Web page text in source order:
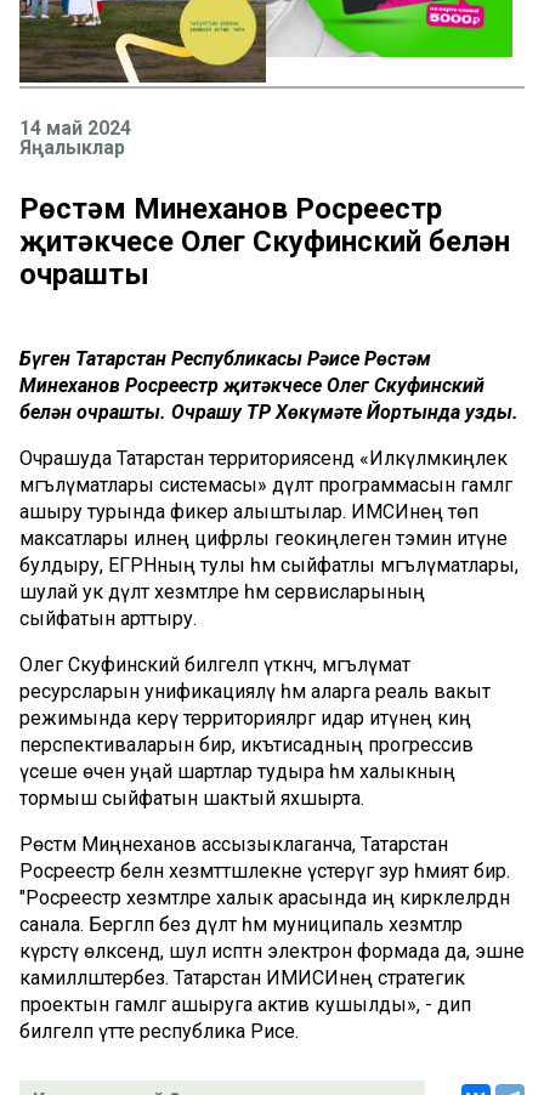
14 май 2024
Яңалыклар
Рөстәм Миңнеханов Росреестр
җитәкчесе Олег Скуфинский белән
очрашты
Бүген Татарстан Республикасы Рәисе Рөстәм
Миңнеханов Росреестр җитәкчесе Олег Скуфинский
белән очрашты. Очрашу ТР Хөкүмәте Йортында узды.
Очрашуда Татарстан территориясендә «Илкүләмкиңлек
мәгълүматлары системасы» дәүләт программасын гамәлгә
ашыру турында фикер алыштылар. ИМСИнең төп
максатлары илнең цифрлы геокиңлеген тәэмин итүне
булдыру, ЕГРНның тулы һәм сыйфатлы мәгълүматлары,
шулай ук дәүләт хезмәтләре һәм сервисларының
сыйфатын арттыру.
Олег Скуфинский билгеләп үткәнчә, мәгълүмат
ресурсларын унификацияләү һәм аларга реаль вакыт
режимында керү территорияләргә идарә итүнең киң
перспективаларын бирә, икътисадның прогрессив
үсеше өчен уңай шартлар тудыра һәм халыкның
тормыш сыйфатын шактый яхшырта.
Рөстәм Миңнеханов ассызыклаганча, Татарстан
Росреестр белән хезмәттәшлекне үстерүгә зур әһәмият бирә.
"Росреестр хезмәтләре халык арасында иң кирәклеләрдән
санала. Бергәләп без дәүләт һәм муниципаль хезмәтләр
күрсәтү өлкәсендә, шул исәптән электрон формада да, эшне
камилләштерәбез. Татарстан ИМИСИнең стратегик
проектын гамәлгә ашыруга актив кушылды», - дип
билгеләп үтте республика Рәисе.